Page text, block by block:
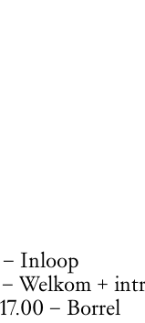
– Inloop
– Welkom +
– Borrel